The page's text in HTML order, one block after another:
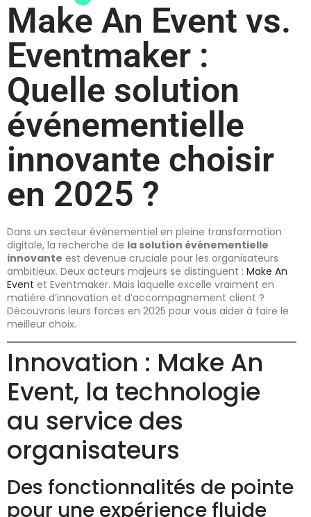
Make An Event vs.
Eventmaker :
Quelle solution
événementielle
innovante choisir
en 2025 ?
Dans un secteur événementiel en pleine transformation
digitale, la recherche de la solution événementielle
innovante est devenue cruciale pour les organisateurs
ambitieux. Deux acteurs majeurs se distinguent : Make An
Event et Eventmaker. Mais laquelle excelle vraiment en
matière d’innovation et d’accompagnement client ?
Découvrons leurs forces en 2025 pour vous aider à faire le
meilleur choix.
Innovation : Make An
Event, la technologie
au service des
organisateurs
Des fonctionnalités de pointe
pour une expérience fluide